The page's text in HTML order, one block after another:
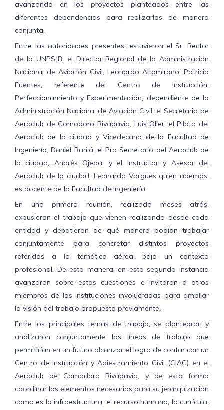
avanzando en los proyectos planteados entre las
diferentes dependencias para realizarlos de manera
conjunta.
Entre las autoridades presentes, estuvieron el Sr. Rector
de la UNPSJB; el Director Regional de la Administración
Nacional de Aviación Civil, Leonardo Altamirano; Patricia
Fuentes, referente del Centro de Instrucción,
Perfeccionamiento y Experimentación, dependiente de la
Administración Nacional de Aviación Civil; el Secretario de
Aeroclub de Comodoro Rivadavia, Luis Oller; el Piloto del
Aeroclub de la ciudad y Vicedecano de la Facultad de
Ingeniería, Daniel Barilá; el Pro Secretario del Aeroclub de
la ciudad, Andrés Ojeda; y el Instructor y Asesor del
Aeroclub de la ciudad, Leonardo Vargues quien además,
es docente de la Facultad de Ingeniería.
En una primera reunión, realizada meses atrás,
expusieron el trabajo que vienen realizando desde cada
entidad y debatieron de qué manera podían trabajar
conjuntamente para concretar distintos proyectos
referidos a la temática aérea, bajo un contexto
profesional. De esta manera, en esta segunda instancia
avanzaron sobre estas cuestiones e invitaron a otros
miembros de las instituciones involucradas para ampliar
la visión del trabajo propuesto previamente.
Entre los principales temas de trabajo, se plantearon y
analizaron conjuntamente las líneas de trabajo que
permitirían en un futuro alcanzar el logro de contar con un
Centro de Instrucción y Adiestramiento Civil (CIAC) en el
Aeroclub de Comodoro Rivadavia, y de esta forma
coordinar los elementos necesarios para su jerarquización
como es la infraestructura, el recurso humano, la currícula,